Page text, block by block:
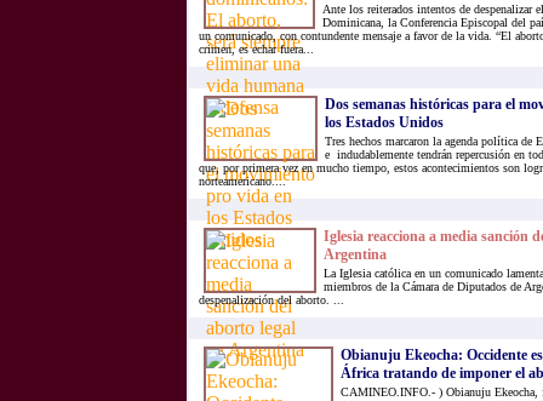
Ante los reiterados intentos de despenalizar
Dominicana, la Conferencia Episcopal del
un comunicado, con contundente mensaje a favor de la vida. “El
crimen, es echar fuera...
Dos semanas históricas para el
los Estados Unidos
Tres hechos marcaron la agenda política de
e indudablemente tendrán repercusión en
que, por primera vez en mucho tiempo, estos acontecimientos son
norteamericano....
Iglesia reacciona a media sanción
Argentina
La Iglesia católica en un comunicado
miembros de la Cámara de Diputados de
despenalización del aborto. ...
Obianuju Ekeocha: Occidente
África tratando de imponer el
CAMINEO.INFO.- ) Obianuju Ekeocha,